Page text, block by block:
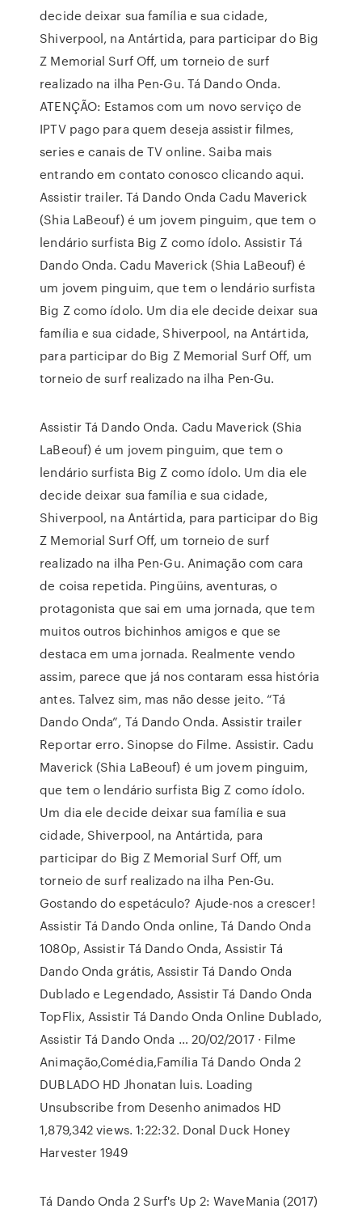
decide deixar sua família e sua cidade,
Shiverpool, na Antártida, para participar do Big
Z Memorial Surf Off, um torneio de surf
realizado na ilha Pen-Gu. Tá Dando Onda.
ATENÇÃO: Estamos com um novo serviço de
IPTV pago para quem deseja assistir filmes,
series e canais de TV online. Saiba mais
entrando em contato conosco clicando aqui.
Assistir trailer. Tá Dando Onda Cadu Maverick
(Shia LaBeouf) é um jovem pinguim, que tem o
lendário surfista Big Z como ídolo. Assistir Tá
Dando Onda. Cadu Maverick (Shia LaBeouf) é
um jovem pinguim, que tem o lendário surfista
Big Z como ídolo. Um dia ele decide deixar sua
família e sua cidade, Shiverpool, na Antártida,
para participar do Big Z Memorial Surf Off, um
torneio de surf realizado na ilha Pen-Gu.
Assistir Tá Dando Onda. Cadu Maverick (Shia
LaBeouf) é um jovem pinguim, que tem o
lendário surfista Big Z como ídolo. Um dia ele
decide deixar sua família e sua cidade,
Shiverpool, na Antártida, para participar do Big
Z Memorial Surf Off, um torneio de surf
realizado na ilha Pen-Gu. Animação com cara
de coisa repetida. Pingüins, aventuras, o
protagonista que sai em uma jornada, que tem
muitos outros bichinhos amigos e que se
destaca em uma jornada. Realmente vendo
assim, parece que já nos contaram essa história
antes. Talvez sim, mas não desse jeito. “Tá
Dando Onda”, Tá Dando Onda. Assistir trailer
Reportar erro. Sinopse do Filme. Assistir. Cadu
Maverick (Shia LaBeouf) é um jovem pinguim,
que tem o lendário surfista Big Z como ídolo.
Um dia ele decide deixar sua família e sua
cidade, Shiverpool, na Antártida, para
participar do Big Z Memorial Surf Off, um
torneio de surf realizado na ilha Pen-Gu.
Gostando do espetáculo? Ajude-nos a crescer!
Assistir Tá Dando Onda online, Tá Dando Onda
1080p, Assistir Tá Dando Onda, Assistir Tá
Dando Onda grátis, Assistir Tá Dando Onda
Dublado e Legendado, Assistir Tá Dando Onda
TopFlix, Assistir Tá Dando Onda Online Dublado,
Assistir Tá Dando Onda … 20/02/2017 · Filme
Animação,Comédia,Família Tá Dando Onda 2
DUBLADO HD Jhonatan luis. Loading
Unsubscribe from Desenho animados HD
1,879,342 views. 1:22:32. Donal Duck Honey
Harvester 1949
Tá Dando Onda 2 Surf's Up 2: WaveMania (2017)